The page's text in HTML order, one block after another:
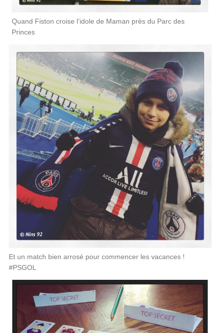
Quand Fiston croise l’idole de Maman près du Parc des
Princes
Et un match bien arrosé pour commencer les vacances !
#PSGOL